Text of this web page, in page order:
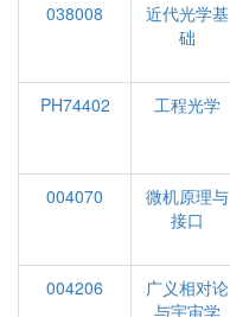
038008
近代光学基
础
PH74402
工程光学
004070
微机原理与
接口
004206
广义相对论
与宇宙学